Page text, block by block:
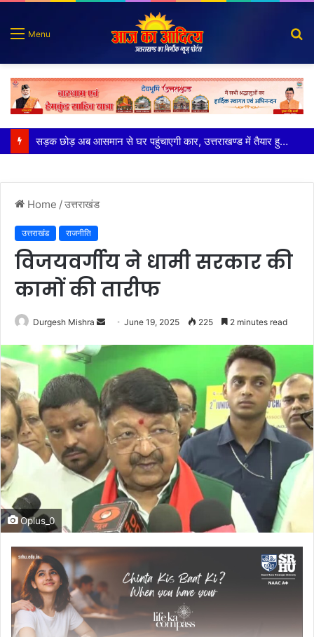
Menu
पुलिस मुठभेड़ में गोली लगने से घायल शातिर बदमाश गिरफ्तार
Home /उत्तराखंड
उत्तराखंड राजनीति
विजयवर्गीय ने धामी सरकार की
कामों की तारीफ
Durgesh Mishra
Send June 19, 2025 225 2 minutes read
Oplus_0